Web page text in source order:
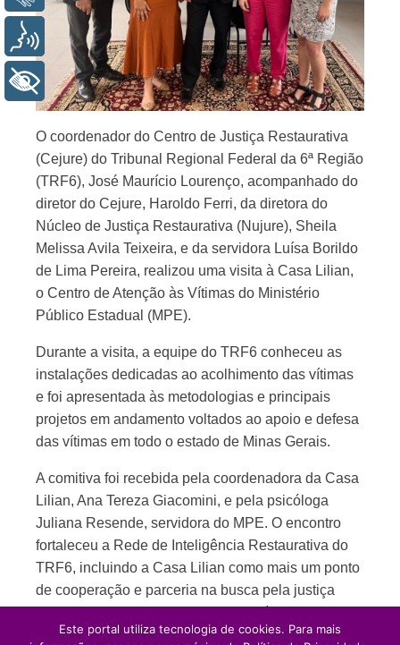
O coordenador do Centro de Justiça Restaurativa
(Cejure) do Tribunal Regional Federal da 6ª Região
(TRF6), José Maurício Lourenço, acompanhado do
diretor do Cejure, Haroldo Ferri, da diretora do
Núcleo de Justiça Restaurativa (Nujure), Sheila
Melissa Avila Teixeira, e da servidora Luísa Borildo
de Lima Pereira, realizou uma visita à Casa Lilian,
o Centro de Atenção às Vítimas do Ministério
Público Estadual (MPE).
Durante a visita, a equipe do TRF6 conheceu as
instalações dedicadas ao acolhimento das vítimas
e foi apresentada às metodologias e principais
projetos em andamento voltados ao apoio e defesa
das vítimas em todo o estado de Minas Gerais.
A comitiva foi recebida pela coordenadora da Casa
Lilian, Ana Tereza Giacomini, e pela psicóloga
Juliana Resende, servidora do MPE. O encontro
fortaleceu a Rede de Inteligência Restaurativa do
TRF6, incluindo a Casa Lilian como mais um ponto
de cooperação e parceria na busca pela justiça
Este portal utiliza tecnologia de cookies. Para mais
Voz
+ Acessibilidade